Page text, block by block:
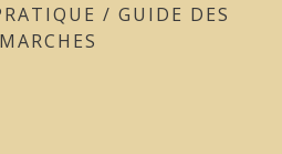
/ GUIDE DES